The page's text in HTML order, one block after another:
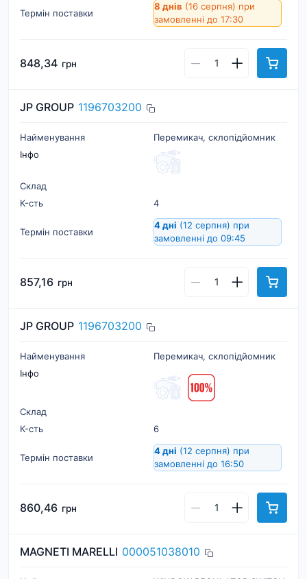
Термін поставки
8 днів (16 серпня) при
замовленні до 17:30
848,34 грн
JP GROUP 1196703200
Найменування
Перемикач, склопідйомник
Інфо
Склад
К-cть
4
Термін поставки
4 дні (12 серпня) при
замовленні до 09:45
857,16 грн
JP GROUP 1196703200
Найменування
Перемикач, склопідйомник
Інфо
Склад
К-cть
6
Термін поставки
4 дні (12 серпня) при
замовленні до 16:50
860,46 грн
MAGNETI MARELLI 000051038010